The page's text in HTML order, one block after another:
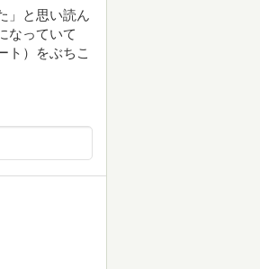
」と思い読ん
なっていて
ト）をぶちこ